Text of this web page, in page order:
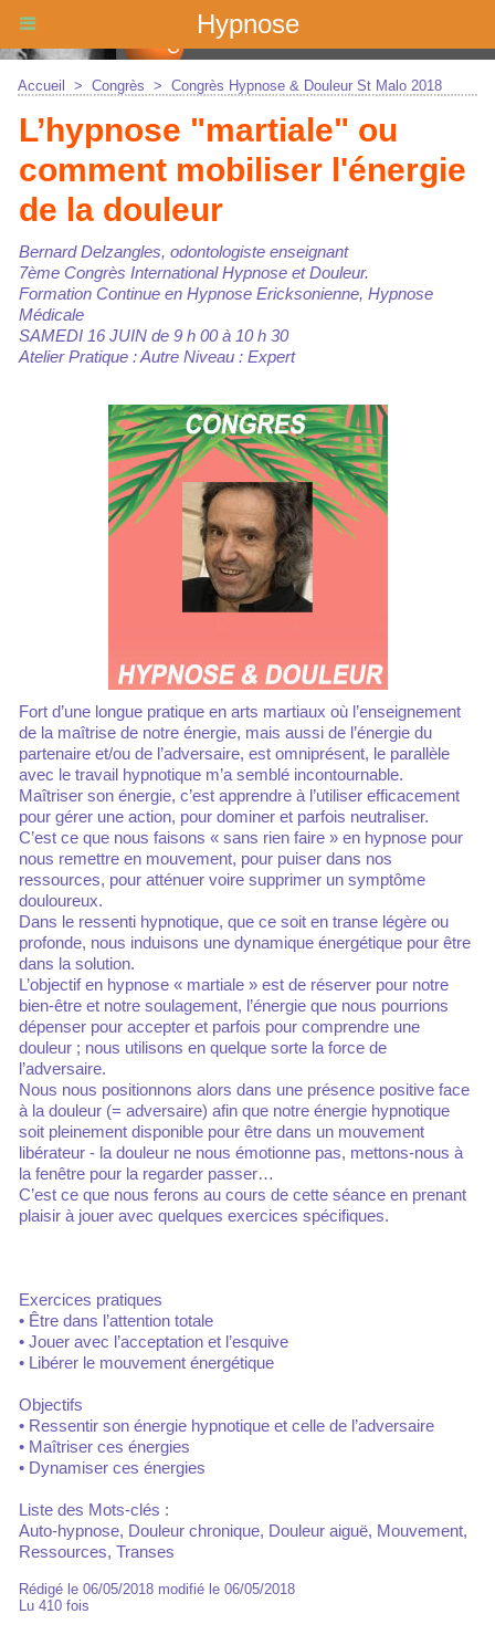
Hypnose
Accueil > Congrès > Congrès Hypnose & Douleur St Malo 2018
L’hypnose "martiale" ou
comment mobiliser l'énergie
de la douleur
Bernard Delzangles, odontologiste enseignant
7ème Congrès International Hypnose et Douleur.
Formation Continue en Hypnose Ericksonienne, Hypnose
Médicale
SAMEDI 16 JUIN de 9 h 00 à 10 h 30
Atelier Pratique : Autre Niveau : Expert
Fort d’une longue pratique en arts martiaux où l’enseignement
de la maîtrise de notre énergie, mais aussi de l’énergie du
partenaire et/ou de l’adversaire, est omniprésent, le parallèle
avec le travail hypnotique m’a semblé incontournable.
Maîtriser son énergie, c’est apprendre à l’utiliser efficacement
pour gérer une action, pour dominer et parfois neutraliser.
C’est ce que nous faisons « sans rien faire » en hypnose pour
nous remettre en mouvement, pour puiser dans nos
ressources, pour atténuer voire supprimer un symptôme
douloureux.
Dans le ressenti hypnotique, que ce soit en transe légère ou
profonde, nous induisons une dynamique énergétique pour être
dans la solution.
L’objectif en hypnose « martiale » est de réserver pour notre
bien-être et notre soulagement, l’énergie que nous pourrions
dépenser pour accepter et parfois pour comprendre une
douleur ; nous utilisons en quelque sorte la force de
l’adversaire.
Nous nous positionnons alors dans une présence positive face
à la douleur (= adversaire) afin que notre énergie hypnotique
soit pleinement disponible pour être dans un mouvement
libérateur - la douleur ne nous émotionne pas, mettons-nous à
la fenêtre pour la regarder passer…
C’est ce que nous ferons au cours de cette séance en prenant
plaisir à jouer avec quelques exercices spécifiques.
Exercices pratiques
• Être dans l’attention totale
• Jouer avec l’acceptation et l’esquive
• Libérer le mouvement énergétique
Objectifs
• Ressentir son énergie hypnotique et celle de l’adversaire
• Maîtriser ces énergies
• Dynamiser ces énergies
Liste des Mots-clés :
Auto-hypnose, Douleur chronique, Douleur aiguë, Mouvement,
Ressources, Transes
Rédigé le 06/05/2018 modifié le 06/05/2018
Lu 410 fois